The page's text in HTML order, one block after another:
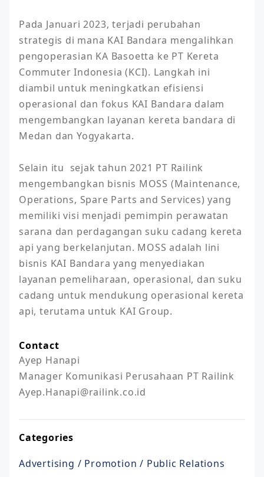
Pada Januari 2023, terjadi perubahan
strategis di mana KAI Bandara mengalihkan
pengoperasian KA Basoetta ke PT Kereta
Commuter Indonesia (KCI). Langkah ini
diambil untuk meningkatkan efisiensi
operasional dan fokus KAI Bandara dalam
mengembangkan layanan kereta bandara di
Medan dan Yogyakarta.
Selain itu  sejak tahun 2021 PT Railink
mengembangkan bisnis MOSS (Maintenance,
Operations, Spare Parts and Services) yang
memiliki visi menjadi pemimpin perawatan
sarana dan perdagangan suku cadang kereta
api yang berkelanjutan. MOSS adalah lini
bisnis KAI Bandara yang menyediakan
layanan pemeliharaan, operasional, dan suku
cadang untuk mendukung operasional kereta
Contact
Ayep Hanapi
Manager Komunikasi Perusahaan PT Railink
Ayep.Hanapi@railink.co.id
Categories
Advertising / Promotion / Public Relations